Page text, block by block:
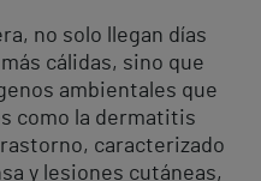
no solo llegan días
cálidas, sino que
ambientales que
como la dermatitis
caracterizado
y lesiones cutáneas,